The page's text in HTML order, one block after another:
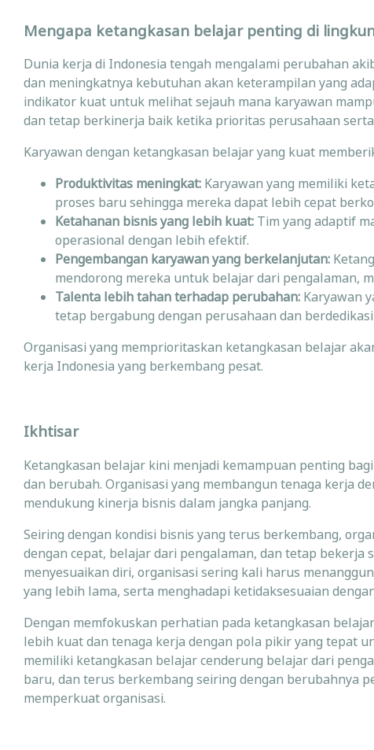
Mengapa ketangkasan belajar penting di
Dunia kerja di Indonesia tengah mengalami perubahan
dan meningkatnya kebutuhan akan keterampilan yang
indikator kuat untuk melihat sejauh mana karyawan
dan tetap berkinerja baik ketika prioritas perusahaan
Karyawan dengan ketangkasan belajar yang kuat
Produktivitas meningkat: Karyawan yang memiliki
proses baru sehingga mereka dapat lebih cepat
Ketahanan bisnis yang lebih kuat: Tim yang adaptif
operasional dengan lebih efektif.
Pengembangan karyawan yang berkelanjutan:
mendorong mereka untuk belajar dari pengalaman,
Talenta lebih tahan terhadap perubahan: Karyawan
tetap bergabung dengan perusahaan dan
Organisasi yang memprioritaskan ketangkasan belajar
kerja Indonesia yang berkembang pesat.
Ikhtisar
Ketangkasan belajar kini menjadi kemampuan penting
dan berubah. Organisasi yang membangun tenaga kerja
mendukung kinerja bisnis dalam jangka panjang.
Seiring dengan kondisi bisnis yang terus berkembang,
dengan cepat, belajar dari pengalaman, dan tetap
menyesuaikan diri, organisasi sering kali harus
yang lebih lama, serta menghadapi ketidaksesuaian
Dengan memfokuskan perhatian pada ketangkasan
lebih kuat dan tenaga kerja dengan pola pikir yang tepat
memiliki ketangkasan belajar cenderung belajar dari
baru, dan terus berkembang seiring dengan berubahnya
memperkuat organisasi.